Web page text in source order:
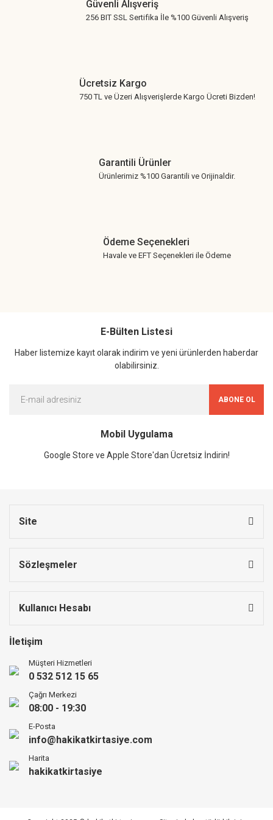
Güvenli Alışveriş
256 BIT SSL Sertifika İle %100 Güvenli Alışveriş
Ücretsiz Kargo
750 TL ve Üzeri Alışverişlerde Kargo Ücreti Bizden!
Garantili Ürünler
Ürünlerimiz %100 Garantili ve Orijinaldir.
Ödeme Seçenekleri
Havale ve EFT Seçenekleri ile Ödeme
E-Bülten Listesi
Haber listemize kayıt olarak indirim ve yeni ürünlerden haberdar
olabilirsiniz.
ABONE OL
Mobil Uygulama
Google Store ve Apple Store'dan Ücretsiz İndirin!
Site
Sözleşmeler
Kullanıcı Hesabı
İletişim
Müşteri Hizmetleri
0 532 512 15 65
Çağrı Merkezi
08:00 - 19:30
E-Posta
info@hakikatkirtasiye.com
Harita
hakikatkirtasiye